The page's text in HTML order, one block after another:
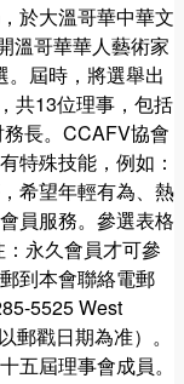
於大溫哥華中華文
溫哥華華人藝術家
屆時，將選舉出
共13位理事，包括
長。CCAFV協會
特殊技能，例如：
希望年輕有為、熱
員服務。參選表格
：永久會員才可參
到本會聯絡電郵
5525 West
戳日期為准）。
五屆理事會成員。